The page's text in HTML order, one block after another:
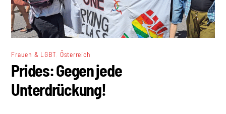
Frauen & LGBT Österreich
Prides: Gegen jede
Unterdrückung!